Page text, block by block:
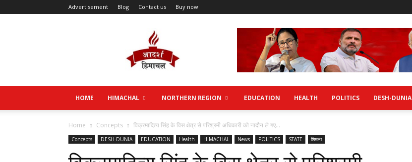
Advertisement Blog Contact us Buy now
HOME HIMACHAL NORTHERN REGION EDUCATION HEALTH POLITICS DESH-DUNIA
Home Concepts विक्रमादित्य सिंह के विस क्षेत्र से परिश्रमी अधिकारी को नादौन ले गए...
Concepts DESH-DUNIA EDUCATION Health HIMACHAL News POLITICS STATE शिमला